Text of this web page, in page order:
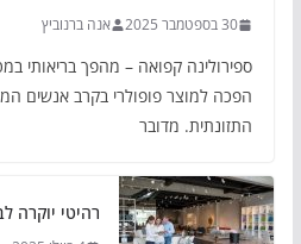
30 בספטמבר 2025 אנה ברנוביץ
ספירולינה קפואה – מהפך בריאותי
הפכה למוצר פופולרי בקרב אנשים
התזונתית. מדובר
רהיטי יוקרה